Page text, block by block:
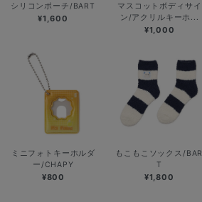
シリコンポーチ/BART
¥1,600
マスコットボディサイ
ン/アクリルキーホ...
¥1,000
ミニフォトキーホルダ
ー/CHAPY
¥800
もこもこソックス/BAR
T
¥1,800